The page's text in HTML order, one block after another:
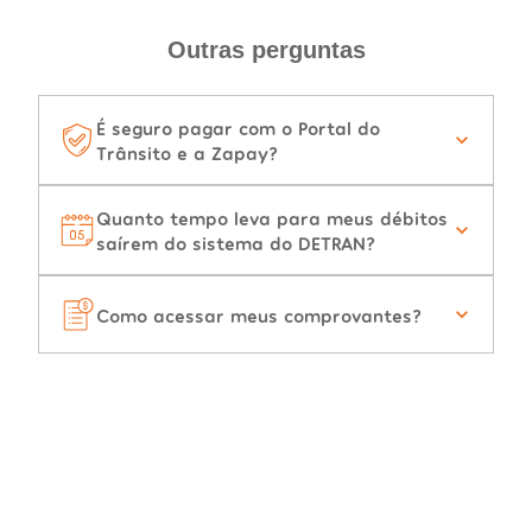
Outras perguntas
É seguro pagar com o Portal do
Trânsito e a Zapay?
Quanto tempo leva para meus débitos
saírem do sistema do DETRAN?
Como acessar meus comprovantes?